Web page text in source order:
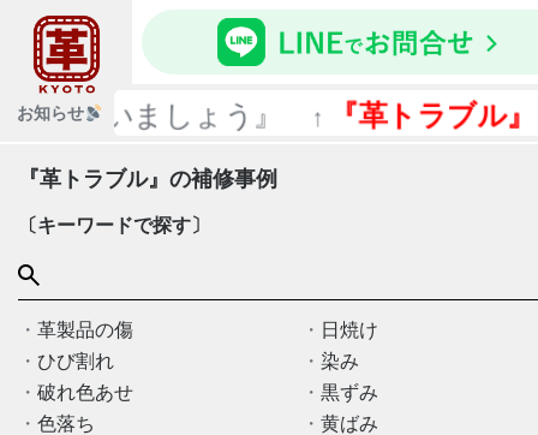
お知らせ
いましょう』↑ 『革トラブル』は、↑
『革トラブル』の補修事例
〔キーワードで探す〕
革製品の傷
日焼け
ひび割れ
染み
破れ色あせ
黒ずみ
色落ち
黄ばみ